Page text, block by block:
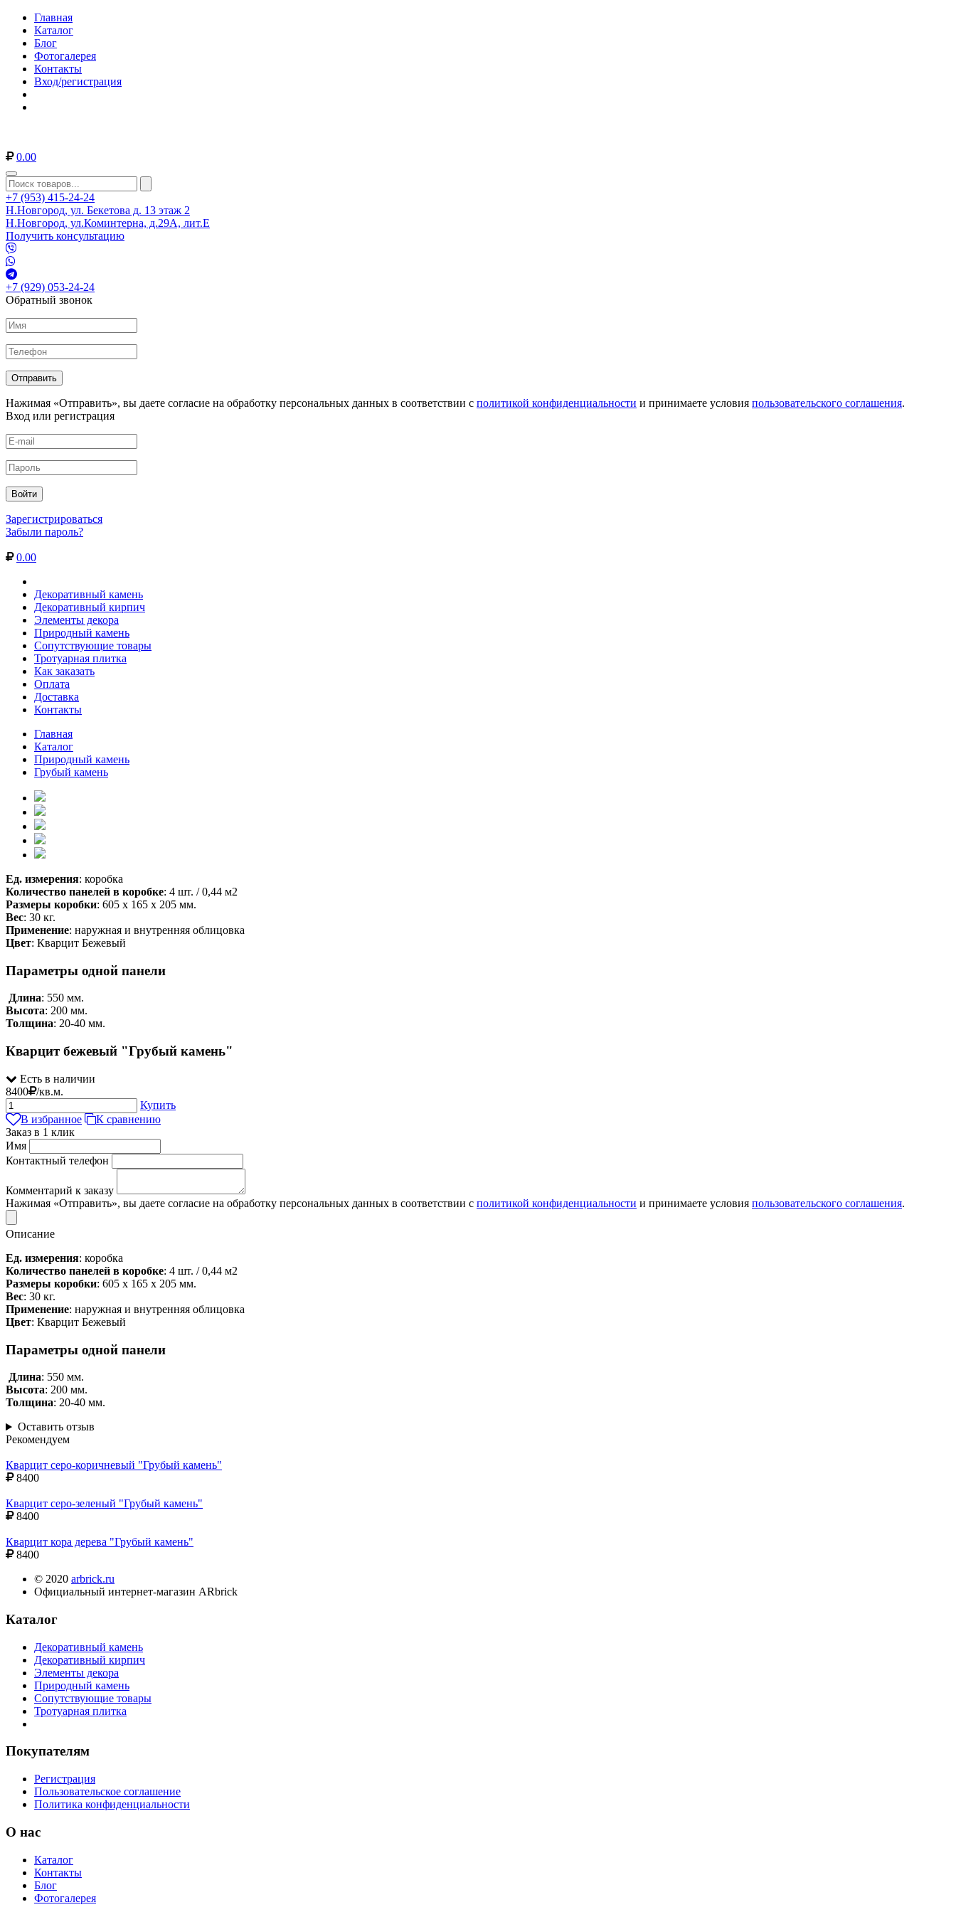
Главная
Каталог
Блог
Фотогалерея
Контакты
Вход/регистрация
0.00
+7 (953) 415-24-24
Н.Новгород, ул. Бекетова д. 13 этаж 2
Н.Новгород, ул.Коминтерна, д.29А, лит.Е
Получить консультацию
+7 (929) 053-24-24
Обратный звонок
Нажимая «Отправить», вы даете согласие на обработку персональных данных в соответствии с политикой конфиденциальности и принимаете условия пользовательского соглашения.
Вход или регистрация
Зарегистрироваться
Забыли пароль?
0.00
Декоративный камень
Декоративный кирпич
Элементы декора
Природный камень
Сопутствующие товары
Тротуарная плитка
Как заказать
Оплата
Доставка
Контакты
Главная
Каталог
Природный камень
Грубый камень
Ед. измерения: коробка
Количество панелей в коробке: 4 шт. / 0,44 м2
Размеры коробки: 605 х 165 х 205 мм.
Вес: 30 кг.
Применение: наружная и внутренняя облицовка
Цвет: Кварцит Бежевый
Параметры одной панели
Длина: 550 мм.
Высота: 200 мм.
Толщина: 20-40 мм.
Кварцит бежевый "Грубый камень"
Есть в наличии
8400
/кв.м.
Купить
В избранное
К сравнению
Заказ в 1 клик
Имя
Контактный телефон
Комментарий к заказу
Нажимая «Отправить», вы даете согласие на обработку персональных данных в соответствии с политикой конфиденциальности и принимаете условия пользовательского соглашения.
Описание
Ед. измерения: коробка
Количество панелей в коробке: 4 шт. / 0,44 м2
Размеры коробки: 605 х 165 х 205 мм.
Вес: 30 кг.
Применение: наружная и внутренняя облицовка
Цвет: Кварцит Бежевый
Параметры одной панели
Длина: 550 мм.
Высота: 200 мм.
Толщина: 20-40 мм.
Оставить отзыв
Рекомендуем
Кварцит серо-коричневый "Грубый камень"
8400
Кварцит серо-зеленый "Грубый камень"
8400
Кварцит кора дерева "Грубый камень"
8400
© 2020 arbrick.ru
Официальный интернет-магазин ARbrick
Каталог
Декоративный камень
Декоративный кирпич
Элементы декора
Природный камень
Сопутствующие товары
Тротуарная плитка
Покупателям
Регистрация
Пользовательское соглашение
Политика конфиденциальности
О нас
Каталог
Контакты
Блог
Фотогалерея